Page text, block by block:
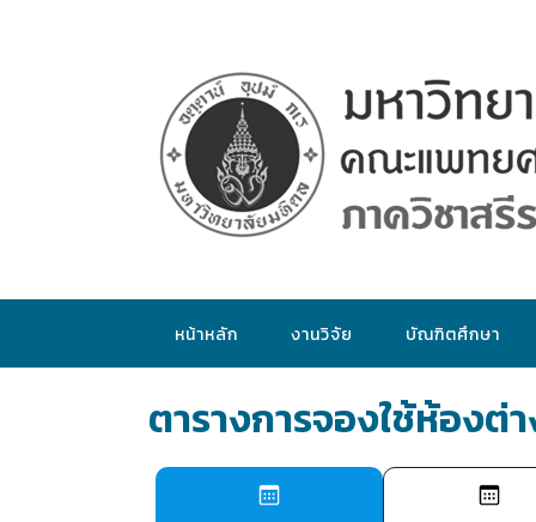
หน้าหลัก งานวิจัย บัณฑิตศึกษา
ตารางการจองใช้ห้องต่